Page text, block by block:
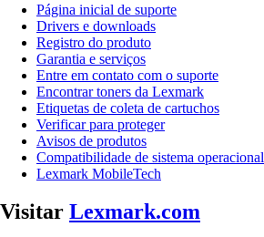
Página inicial de suporte
Drivers e downloads
Registro do produto
Garantia e serviços
Entre em contato com o suporte
Encontrar toners da Lexmark
Etiquetas de coleta de cartuchos
Verificar para proteger
Avisos de produtos
Compatibilidade de sistema operacional
Lexmark MobileTech
Visitar Lexmark.com